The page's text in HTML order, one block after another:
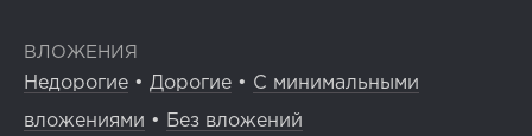
ВЛОЖЕНИЯ
Недорогие • Дорогие • С минимальными
вложениями • Без вложений